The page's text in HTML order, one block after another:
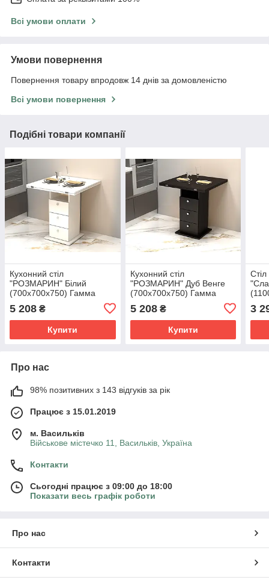
Всі умови оплати
Умови повернення
Повернення товару впродовж 14 днів за домовленістю
Всі умови повернення
Подібні товари компанії
Кухонний стіл
"РОЗМАРИН" Білий
(700x700x750) Гамма
5 208 ₴
Купити
Кухонний стіл
"РОЗМАРИН" Дуб Венге
(700x700x750) Гамма
5 208₴
Купити
3
Про нас
98% позитивних з 143 відгуків за рік
Працює з 15.01.2019
м. Васильків
Військове містечко 11, Васильків, Україна
Контакти
Сьогодні працює з 09:00 до 18:00
Показати весь графік роботи
Про нас
Контакти